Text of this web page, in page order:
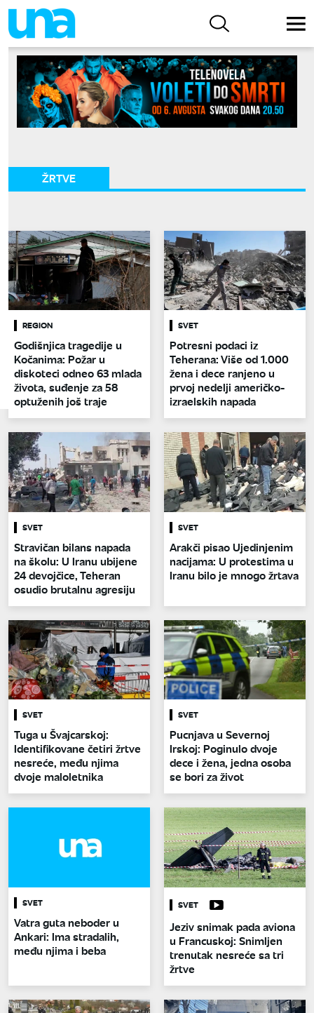
ŽRTVE
REGION
Godišnjica tragedije u
Kočanima: Požar u
diskoteci odneo 63 mlada
života, suđenje za 58
optuženih još traje
SVET
Potresni podaci iz
Teherana: Više od 1.000
žena i dece ranjeno u
prvoj nedelji američko-
izraelskih napada
SVET
Stravičan bilans napada
na školu: U Iranu ubijene
24 devojčice, Teheran
osudio brutalnu agresiju
SVET
Arakči pisao Ujedinjenim
nacijama: U protestima u
Iranu bilo je mnogo žrtava
SVET
Tuga u Švajcarskoj:
Identifikovane četiri žrtve
nesreće, među njima
dvoje maloletnika
SVET
Pucnjava u Severnoj
Irskoj: Poginulo dvoje
dece i žena, jedna osoba
se bori za život
SVET
Vatra guta neboder u
Ankari: Ima stradalih,
među njima i beba
SVET
Jeziv snimak pada aviona
u Francuskoj: Snimljen
trenutak nesreće sa tri
žrtve